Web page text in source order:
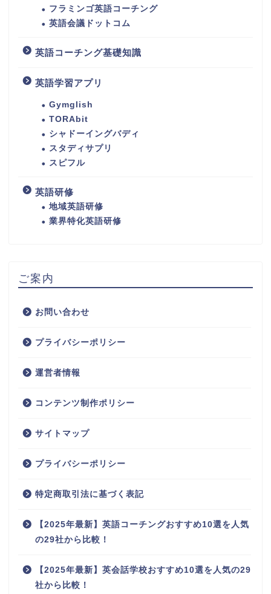
フラミンゴ英語コーチング
英語会議ドットコム
英語コーチング基礎知識
英語学習アプリ
Gymglish
TORAbit
シャドーイングバディ
スタディサプリ
スピフル
英語研修
地域英語研修
業界特化英語研修
ご案内
お問い合わせ
プライバシーポリシー
運営者情報
コンテンツ制作ポリシー
サイトマップ
プライバシーポリシー
特定商取引法に基づく表記
【2025年最新】英語コーチングおすすめ10選を人気
の29社から比較！
【2025年最新】英会話学校おすすめ10選を人気の29
社から比較！